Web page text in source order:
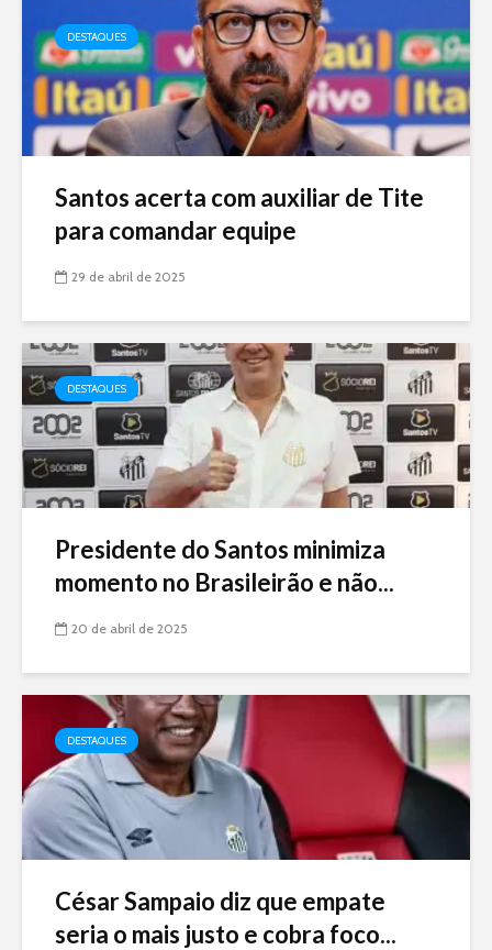
DESTAQUES
Santos acerta com auxiliar de Tite
para comandar equipe
29 de abril de 2025
DESTAQUES
Presidente do Santos minimiza
momento no Brasileirão e não...
20 de abril de 2025
DESTAQUES
César Sampaio diz que empate
seria o mais justo e cobra foco...